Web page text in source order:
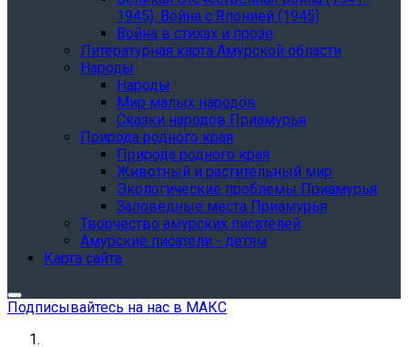
1945). Война с Японией (1945)
Война в стихах и прозе
Литературная карта Амурской области
Народы
Народы
Мир малых народов
Сказки народов Приамурья
Природа родного края
Природа родного края
Животный и растительный мир
Экологические проблемы Приамурья
Заповедные места Приамурья
Творчество амурских писателей
Амурские писатели - детям
Карта сайта
Подписывайтесь на нас в МАКС